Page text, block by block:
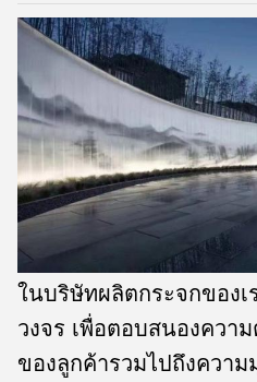
ในบริษัทผลิตกระจกของเ
วงจร เพื่อตอบสนองควา
ของลูกค้ารวมไปถึงควา